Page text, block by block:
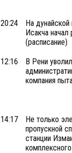
20:24
На
Исакча начал
(расписание)
12:16
В Рени
компания
14:17
Не только
пропускной
станции